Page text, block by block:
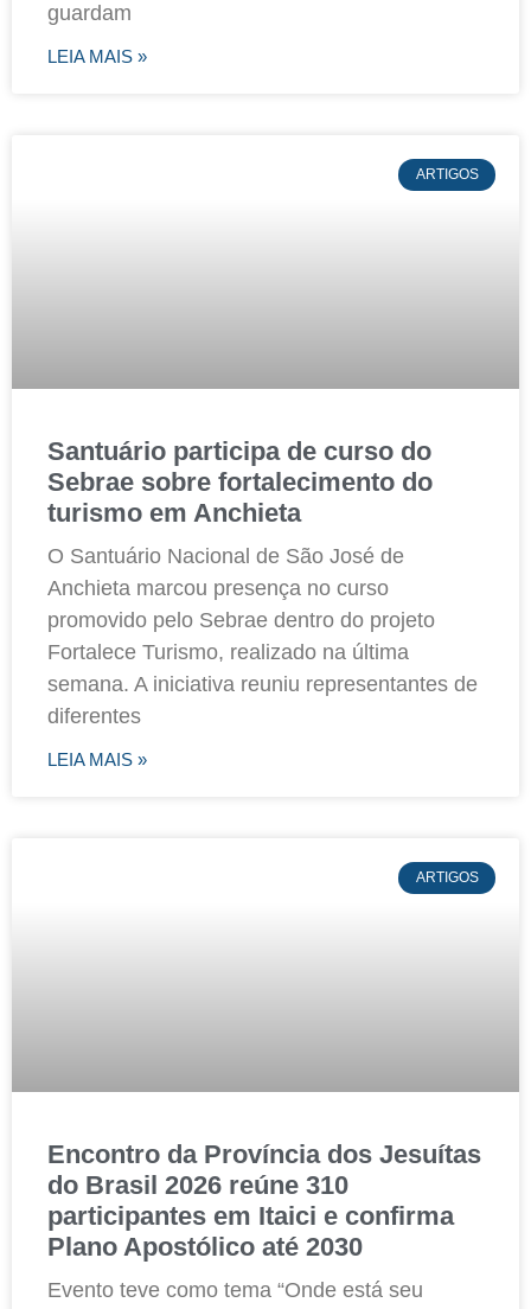
guardam
LEIA MAIS »
ARTIGOS
Santuário participa de curso do
Sebrae sobre fortalecimento do
turismo em Anchieta
O Santuário Nacional de São José de
Anchieta marcou presença no curso
promovido pelo Sebrae dentro do projeto
Fortalece Turismo, realizado na última
semana. A iniciativa reuniu representantes de
diferentes
LEIA MAIS »
ARTIGOS
Encontro da Província dos Jesuítas
do Brasil 2026 reúne 310
participantes em Itaici e confirma
Plano Apostólico até 2030
Evento teve como tema “Onde está seu